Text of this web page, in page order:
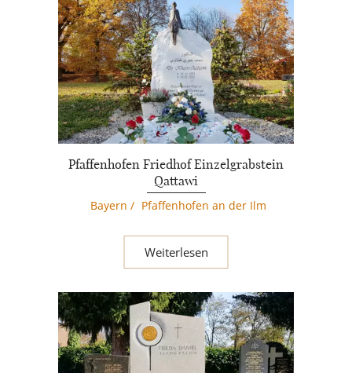
Pfaffenhofen Friedhof Einzelgrabstein
Qattawi
Bayern / Pfaffenhofen an der Ilm
Weiterlesen